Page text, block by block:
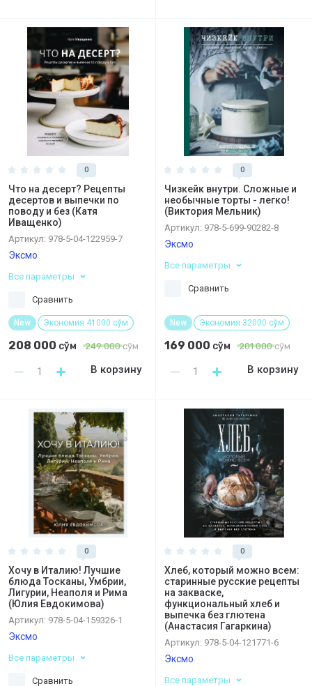
0
Что на десерт? Рецепты
десертов и выпечки по
поводу и без (Катя
Иващенко)
Артикул: 978-5-04-122959-7
Эксмо
Все параметры
Сравнить
New Экономия 41000 сўм
208 000 сўм 249 000сўм
В корзину
0
Чизкейк внутри. Сложные и
необычные торты - легко!
(Виктория Мельник)
Артикул: 978-5-699-90282-8
Эксмо
Все параметры
Сравнить
New Экономия 32000 сўм
169 000 сўм 201 000сўм
В корзину
0
Хочу в Италию! Лучшие
блюда Тосканы, Умбрии,
Лигурии, Неаполя и Рима
(Юлия Евдокимова)
Артикул: 978-5-04-159326-1
Эксмо
Все параметры
Сравнить
0
Хлеб, который можно всем:
старинные русские рецепты
на закваске,
функциональный хлеб и
выпечка без глютена
(Анастасия Гагаркина)
Артикул: 978-5-04-121771-6
Эксмо
Все параметры